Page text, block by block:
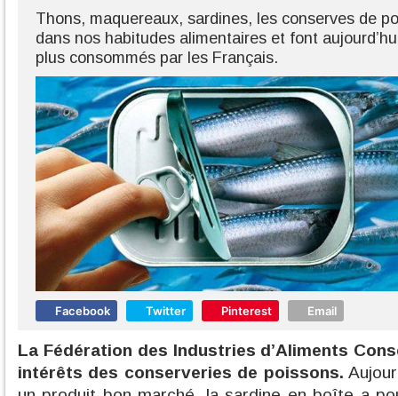
Thons, maquereaux, sardines, les conserves de
dans nos habitudes alimentaires et font
plus consommés par les Français.
Facebook Twitter Pinterest Email
La Fédération des Industries d’Aliments
intérêts des conserveries de poissons.